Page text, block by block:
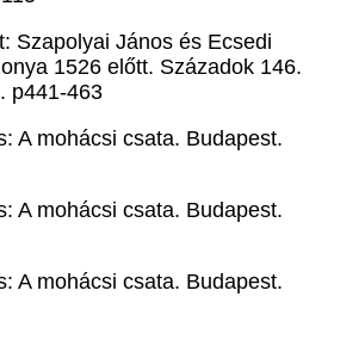
Szapolyai János és Ecsedi
1526 előtt. Századok 146.
p441-463
A mohácsi csata. Budapest.
A mohácsi csata. Budapest.
A mohácsi csata. Budapest.